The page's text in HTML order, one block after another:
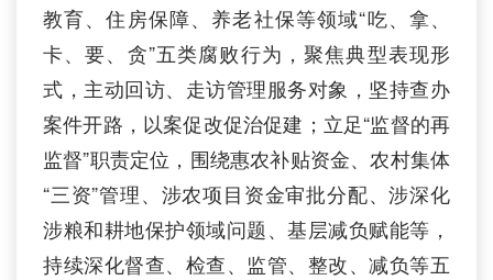
教育、住房保障、养老社保等领域“吃、拿、
卡、要、贪”五类腐败行为，聚焦典型表现形
式，主动回访、走访管理服务对象，坚持查办
案件开路，以案促改促治促建；立足“监督的再
监督”职责定位，围绕惠农补贴资金、农村集体
“三资”管理、涉农项目资金审批分配、涉深化
涉粮和耕地保护领域问题、基层减负赋能等，
持续深化督查、检查、监管、整改、减负等五